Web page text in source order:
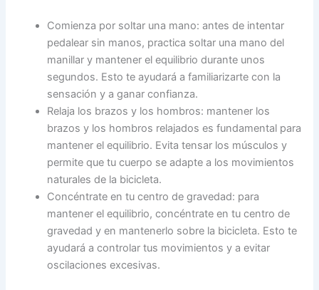
Comienza por soltar una mano: antes de intentar
pedalear sin manos, practica soltar una mano del
manillar y mantener el equilibrio durante unos
segundos. Esto te ayudará a familiarizarte con la
sensación y a ganar confianza.
Relaja los brazos y los hombros: mantener los
brazos y los hombros relajados es fundamental para
mantener el equilibrio. Evita tensar los músculos y
permite que tu cuerpo se adapte a los movimientos
naturales de la bicicleta.
Concéntrate en tu centro de gravedad: para
mantener el equilibrio, concéntrate en tu centro de
gravedad y en mantenerlo sobre la bicicleta. Esto te
ayudará a controlar tus movimientos y a evitar
oscilaciones excesivas.